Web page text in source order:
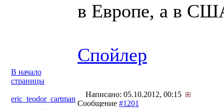
в Европе, а в
Спойлер
В начало
страницы
eric_teodor_cartman
Написано: 05.10.2012, 00:15
Сообщение #1201